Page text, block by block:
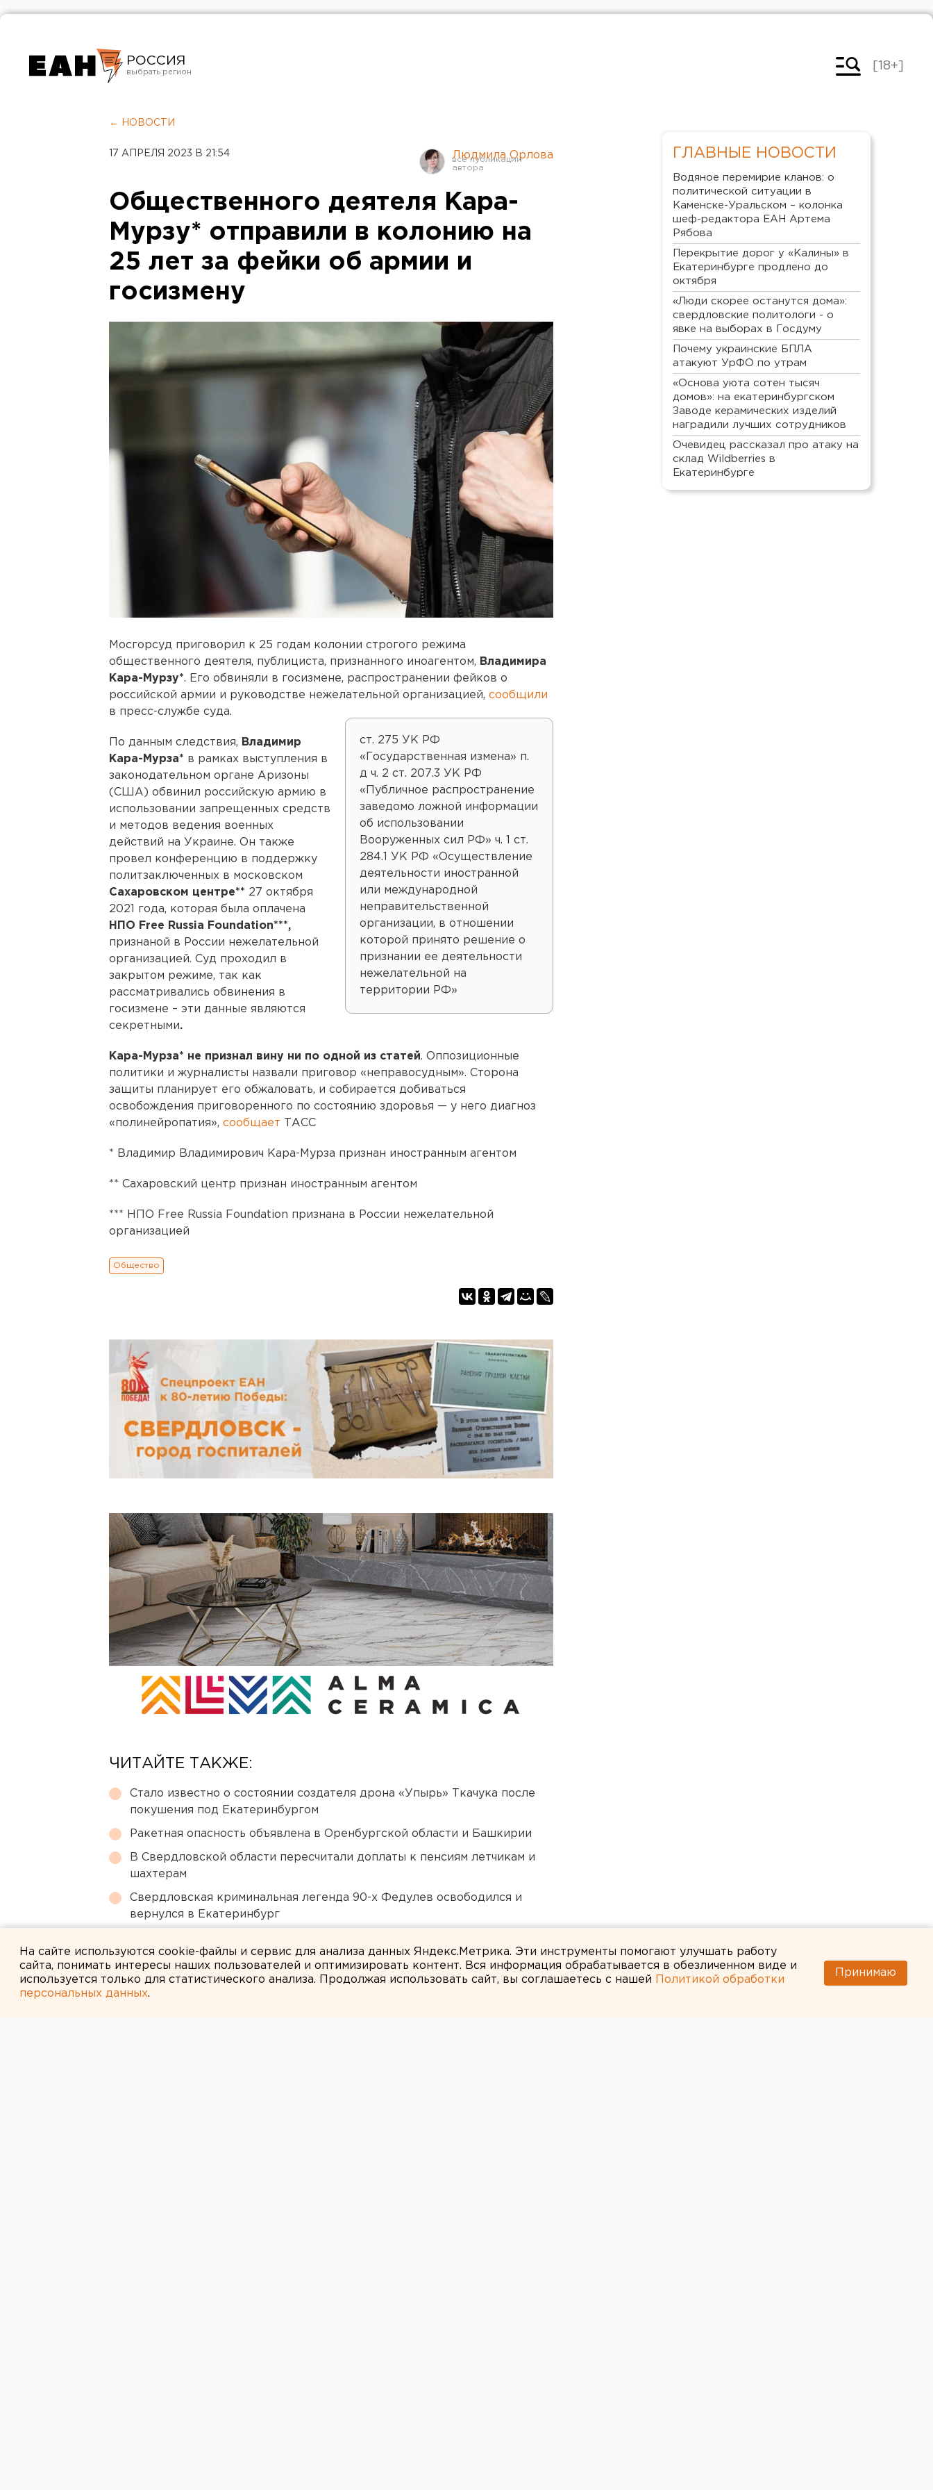
РОССИЯ
Челябинск
[18+]
← НОВОСТИ
17 АПРЕЛЯ 2023 В 21:54 Людмила Орлова
Общественного деятеля Кара-
Мурзу* отправили в колонию на
25 лет за фейки об армии и
госизмену
Мосгорсуд приговорил к 25 годам колонии строгого режима
общественного деятеля, публициста, признанного иноагентом, Владимира
Кара-Мурзу*. Его обвиняли в госизмене, распространении фейков о
российской армии и руководстве нежелательной организацией
ст. 275 УК РФ
«Государственная измена» п.
д ч. 2 ст. 207.3 УК РФ
«Публичное распространение
заведомо ложной информации
об использовании
Вооруженных сил РФ» ч. 1 ст.
284.1 УК РФ «Осуществление
деятельности иностранной
или международной
неправительственной
организации, в отношении
которой принято решение о
признании ее деятельности
нежелательной на
территории РФ»
, сообщили
в пресс-службе суда.
По данным следствия, Владимир
Кара-Мурза* в рамках выступления в
законодательном органе Аризоны
(США) обвинил российскую армию в
использовании запрещенных средств
и методов ведения военных
действий на Украине. Он также
провел конференцию в поддержку
политзаключенных в московском
Сахаровском центре** 27 октября
2021 года, которая была оплачена
НПО Free Russia Foundation***,
признаной в России нежелательной
организацией. Суд проходил в
закрытом режиме, так как
рассматривались обвинения в
госизмене – эти данные являются
секретными.
Кара-Мурза* не признал вину ни по одной из статей. Оппозиционные
политики и журналисты назвали приговор «неправосудным». Сторона
защиты планирует его обжаловать, и собирается добиваться
освобождения приговоренного по состоянию здоровья — у него диагноз
«полинейропатия», сообщает ТАСС
* Владимир Владимирович Кара-Мурза признан иностранным агентом
** Сахаровский центр признан иностранным агентом
*** НПО Free Russia Foundation признана в России нежелательной
организацией
Общество
ЧИТАЙТЕ ТАКЖЕ:
Стало известно о состоянии создателя дрона «Упырь» Ткачука после
покушения под Екатеринбургом
Ракетная опасность объявлена в Оренбургской области и Башкирии
В Свердловской области пересчитали доплаты к пенсиям летчикам и
шахтерам
Свердловская криминальная легенда 90-х Федулев освободился и
вернулся в Екатеринбург
ГЛАВНЫЕ НОВОСТИ
Водяное перемирие кланов: о
политической ситуации в
Каменске-Уральском – колонка
шеф-редактора ЕАН Артема
Рябова
Перекрытие дорог у «Калины» в
Екатеринбурге продлено до
октября
«Люди скорее останутся дома»:
свердловские политологи - о
явке на выборах в Госдуму
Почему украинские БПЛА
атакуют УрФО по утрам
«Основа уюта сотен тысяч
домов»: на екатеринбургском
Заводе керамических изделий
наградили лучших сотрудников
Очевидец рассказал про атаку на
склад Wildberries в
Екатеринбурге
На сайте используются cookie-файлы и сервис для анализа данных Яндекс.Метрика. Эти инструменты помогают улучшать работу
сайта, понимать интересы наших пользователей и оптимизировать контент. Вся информация обрабатывается в обезличенном виде и
используется только для статистического анализа. Продолжая использовать сайт, вы соглашаетесь с нашей
Политикой обработки
персональных данных.
Принимаю